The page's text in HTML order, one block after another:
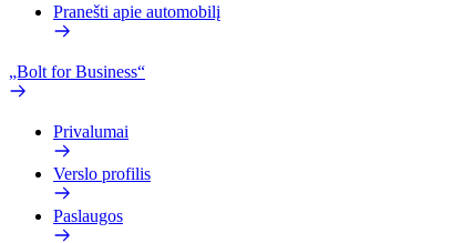
Pranešti apie automobilį
„Bolt for Business“
Privalumai
Verslo profilis
Paslaugos